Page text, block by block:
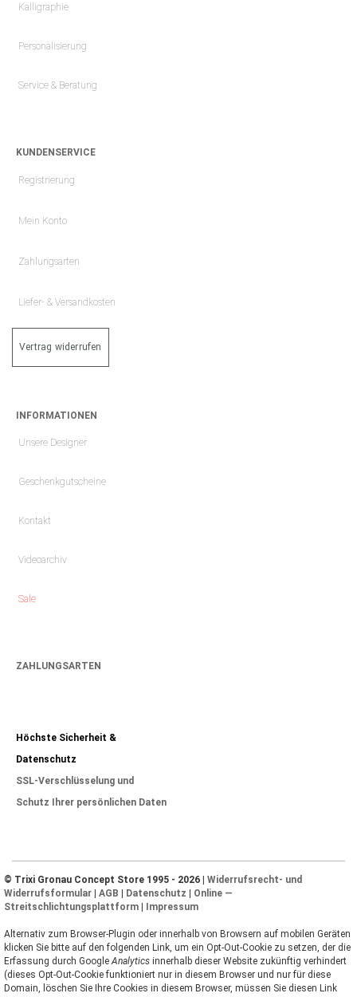
Kalligraphie
Personalisierung
Service & Beratung
KUNDENSERVICE
Registrierung
Mein Konto
Zahlungsarten
Liefer- & Versandkosten
Vertrag widerrufen
INFORMATIONEN
Unsere Designer
Geschenkgutscheine
Kontakt
Videoarchiv
Sale
ZAHLUNGSARTEN
Höchste Sicherheit &
Datenschutz
SSL-Verschlüsselung und
Schutz Ihrer persönlichen Daten
© Trixi Gronau Concept Store 1995 - 2026 | Widerrufsrecht- und
Widerrufsformular | AGB | Datenschutz | Online —
Streitschlichtungsplattform | Impressum
Alternativ zum Browser-Plugin oder innerhalb von Browsern auf mobilen Geräten
klicken Sie bitte auf den folgenden Link, um ein Opt-Out-Cookie zu setzen, der die
Erfassung durch Google Analytics innerhalb dieser Website zukünftig verhindert
(dieses Opt-Out-Cookie funktioniert nur in diesem Browser und nur für diese
Domain, löschen Sie Ihre Cookies in diesem Browser, müssen Sie diesen Link